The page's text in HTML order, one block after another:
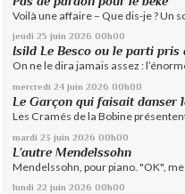
Voilà une affaire – Que dis-je ? Un
jeudi 25 juin 2026 00h00
Isild Le Besco ou le parti pris
On ne le dira jamais assez :
mercredi 24 juin 2026 00h00
Le Garçon qui faisait danser
Les Cramés de la Bobine
mardi 23 juin 2026 00h00
L’autre Mendelssohn
Mendelssohn, pour piano. "OK", me
lundi 22 juin 2026 00h00